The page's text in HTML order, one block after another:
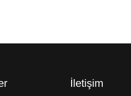
İletişim